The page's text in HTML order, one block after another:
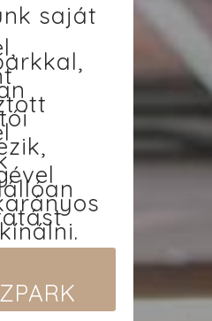
saját